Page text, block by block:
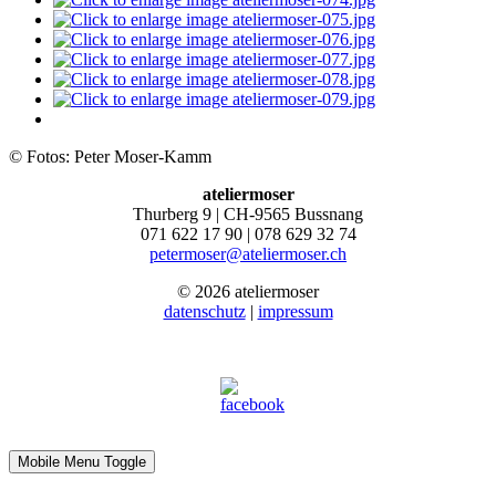
© Fotos: Peter Moser-Kamm
ateliermoser
Thurberg 9 | CH-9565 Bussnang
071 622 17 90 | 078 629 32 74
petermoser@ateliermoser.ch
© 2026 ateliermoser
datenschutz| impressum
Mobile Menu Toggle